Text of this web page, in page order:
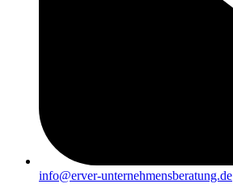
info@erver-unternehmensberatung.de